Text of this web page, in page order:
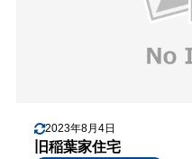
2023年8月4日
旧稲葉家住宅